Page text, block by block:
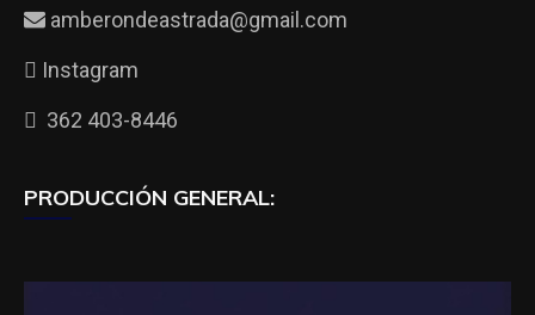
amberondeastrada@gmail.com
Instagram
362 403-8446
PRODUCCIÓN GENERAL: